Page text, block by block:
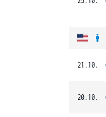
21.10.
20.10.